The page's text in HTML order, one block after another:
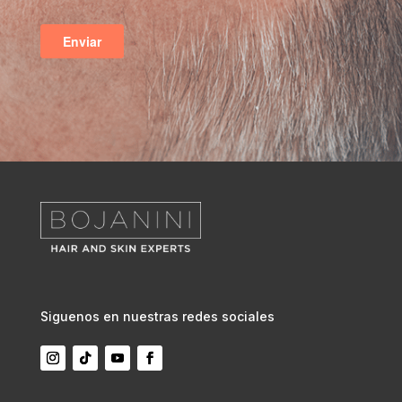
Siguenos en nuestras redes sociales